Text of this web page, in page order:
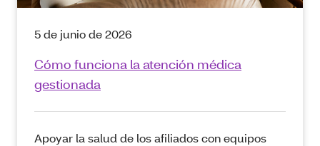
5 de junio de 2026
Cómo funciona la atención médica
gestionada
Apoyar la salud de los afiliados con equipos